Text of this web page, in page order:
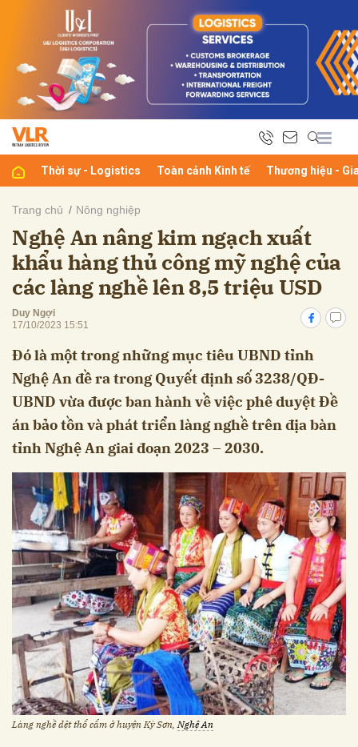
Thời sự - Logistics Toàn cảnh Kinh tế Thương hiệu -
Trang chủ Nông nghiệp
Nghệ An nâng kim ngạch xuất
khẩu hàng thủ công mỹ nghệ của
các làng nghề lên 8,5 triệu USD
Duy Ngợi
17/10/2023 15:51
Đó là một trong những mục tiêu UBND tỉnh
Nghệ An đề ra trong Quyết định số 3238/QĐ-
UBND vừa được ban hành về việc phê duyệt Đề
án bảo tồn và phát triển làng nghề trên địa bàn
tỉnh Nghệ An giai đoạn 2023 – 2030.
Làng nghề dệt thổ cẩm ở huyện Kỳ Sơn, Nghệ An
luận
Hủy